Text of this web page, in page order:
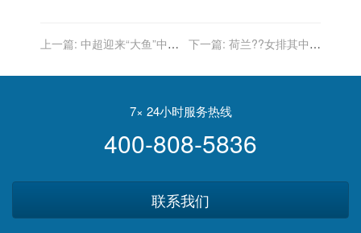
上一篇: 中超迎来“大鱼”中
保级战靠他了
下一篇: 荷兰??女排其中一
7× 24小时服务热线
400-808-5836
联系我们